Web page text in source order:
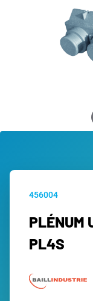
456004
PLÉNUM
PL4S